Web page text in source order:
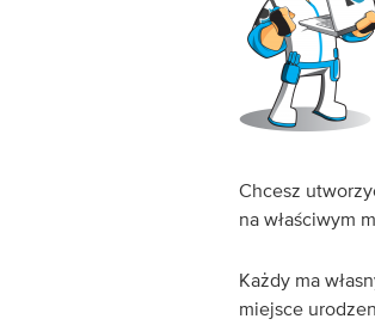
Chcesz
na właściwym
Każdy ma
miejsce